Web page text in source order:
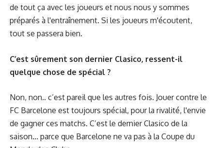
de tout ça avec les joueurs et nous nous y sommes
préparés à l'entraînement. Si les joueurs m'écoutent,
tout se passera bien.
C’est sûrement son dernier Clasico, ressent-il
quelque chose de spécial ?
Non, non.. c’est pareil que les autres fois. Jouer contre le
FC Barcelone est toujours spécial, pour la rivalité, l'envie
de gagner ces matchs. C’est le dernier Clasico de la
saison... parce que Barcelone ne va pas à la Coupe du